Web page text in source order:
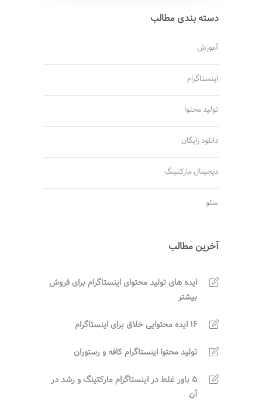
دسته بندی مطالب
آموزش
اینستاگرام
تولید محتوا
دانلود رایگان
دیجیتال مارکتینگ
سئو
آخرین مطالب
ایده های تولید محتوای اینستاگرام برای فروش
بیشتر
16 ایده محتوایی خلاق برای اینستاگرام
تولید محتوا اینستاگرام کافه و رستوران
5 باور غلط در اینستاگرام مارکتینگ و رشد در
آن